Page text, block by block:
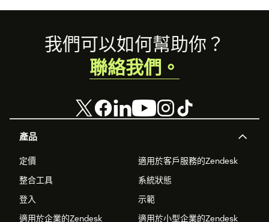
Footer
產品
定價
適用於客戶服務的Zendesk
整合工具
系統狀態
登入
示範
適用於企業的Zendesk
適用於小型企業的Zendesk
我們可以如何幫助你？
聯絡我們。